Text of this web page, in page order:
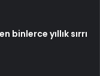
binlerce yıllık sırrı